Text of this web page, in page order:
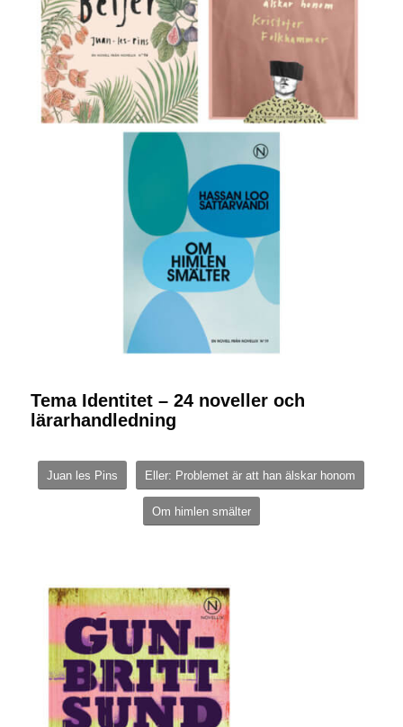
Tema Identitet – 24 noveller och
lärarhandledning
Juan les Pins Eller: Problemet är att han älskar honom
Om himlen smälter